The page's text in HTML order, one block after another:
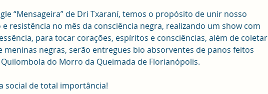
“Mensageira” de Dri Txaraní, temos o propósito de unir nosso
resistência no mês da consciência negra, realizando um show com
para tocar corações, espíritos e consciências, além de coletar
negras, serão entregues bio absorventes de panos feitos
do Morro da Queimada de Florianópolis.
social de total importância!